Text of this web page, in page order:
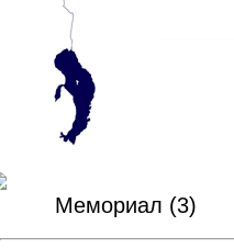
Мемориал (3)